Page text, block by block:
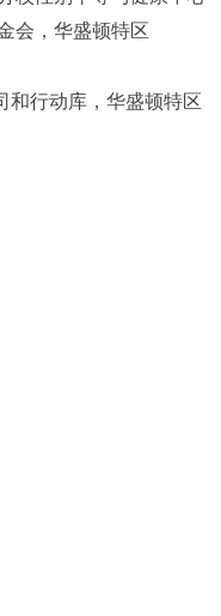
会，华盛顿特区
行动库，华盛顿特区